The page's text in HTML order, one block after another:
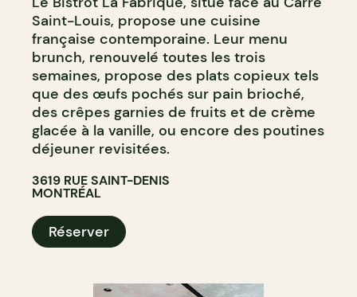
Saint-Louis, propose une cuisine
française contemporaine. Leur menu
brunch, renouvelé toutes les trois
semaines, propose des plats copieux tels
que des œufs pochés sur pain brioché,
des crêpes garnies de fruits et de crème
glacée à la vanille, ou encore des poutines
déjeuner revisitées.
3619 RUE SAINT-DENIS
MONTRÉAL
Réserver